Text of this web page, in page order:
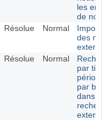
les
de
Résolue Normal
des
Résolue Normal
par
par
dans